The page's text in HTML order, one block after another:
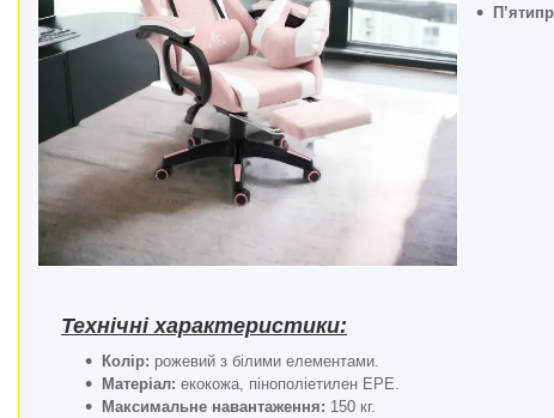
Технічні характеристики:
Колір: рожевий з білими елементами.
Матеріал: екокожа, пінополіетилен EPE.
Максимальне навантаження: 150 кг.